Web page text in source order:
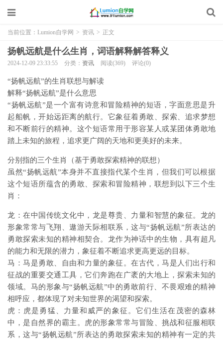
当前位置： Lumion自学网 > 资讯 > 正文
扬帆远航是什么生肖，词语解释解答释义
2024-12-09 23:33:55 分类： 资讯 阅读(369) 评论(0)
“扬帆远航”的生肖联想与解读
解释“扬帆远航”是什么意思
“扬帆远航”是一个富有诗意和冒险精神的短语，字面意思是升
起船帆，开始远距离的航行。它象征着勇敢、探索、追求梦想
和不断前行的精神。这个短语常用于形容某人或某团体勇敢地
踏上未知的旅程，追求更广阔的天地和更美好的未来。
分别指的三个生肖（基于勇敢探索精神的联想）
虽然“扬帆远航”本身并不直接指代某个生肖，但我们可以根据
这个短语所蕴含的勇敢、探索和冒险精神，联想到以下三个生
肖：
龙：在中国传统文化中，龙是尊贵、力量和智慧的象征。龙的
形象常常与飞翔、遨游天际相联系，这与“扬帆远航”所表达的
勇敢探索未知的精神相契合。龙作为神话中的生物，具有超凡
的能力和无限的潜力，象征着不断追求更高更远的目标。
马：马是勇敢、自由和力量的象征。在古代，马是人们出行和
征战的重要交通工具，它们奔跑在广袤的大地上，探索未知的
领域。马的形象与“扬帆远航”中的勇敢前行、不畏艰难的精神
相呼应，都体现了对未知世界的渴望和探索。
虎：虎是勇猛、力量和威严的象征。它们生活在茂密的森林
中，是自然界的霸主。虎的形象常常与冒险、挑战和征服相联
系，这与“扬帆远航”所表达的勇敢探索未知的精神有一定的共